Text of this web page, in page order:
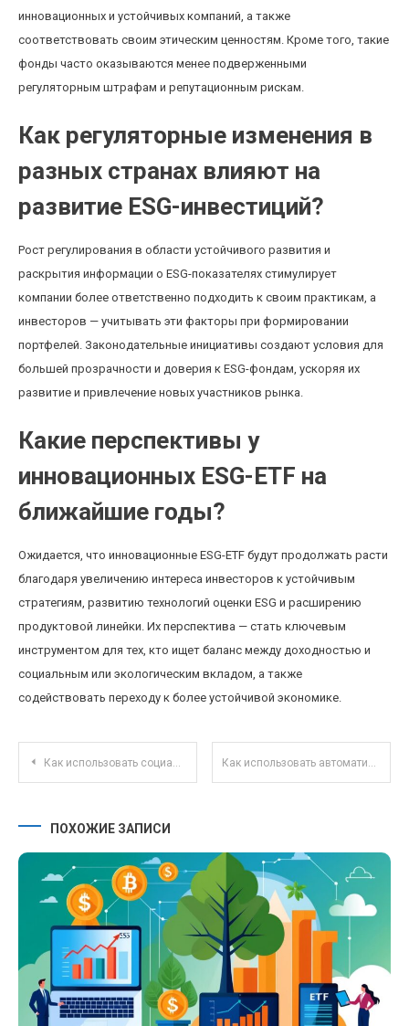
инновационных и устойчивых компаний, а также
соответствовать своим этическим ценностям. Кроме того, такие
фонды часто оказываются менее подверженными
регуляторным штрафам и репутационным рискам.
Как регуляторные изменения в
разных странах влияют на
развитие ESG-инвестиций?
Рост регулирования в области устойчивого развития и
раскрытия информации о ESG-показателях стимулирует
компании более ответственно подходить к своим практикам, а
инвесторов — учитывать эти факторы при формировании
портфелей. Законодательные инициативы создают условия для
большей прозрачности и доверия к ESG-фондам, ускоряя их
развитие и привлечение новых участников рынка.
Какие перспективы у
инновационных ESG-ETF на
ближайшие годы?
Ожидается, что инновационные ESG-ETF будут продолжать расти
благодаря увеличению интереса инвесторов к устойчивым
стратегиям, развитию технологий оценки ESG и расширению
продуктовой линейки. Их перспектива — стать ключевым
инструментом для тех, кто ищет баланс между доходностью и
социальным или экологическим вкладом, а также
содействовать переходу к более устойчивой экономике.
Навигация по записям
Как использовать социальные сети для поиска инвестиционных идей начинающим инвесторам Как использовать автоматизацию для повышения финансовой дисциплины и экономии денег
ПОХОЖИЕ ЗАПИСИ